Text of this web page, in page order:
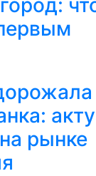
рынке